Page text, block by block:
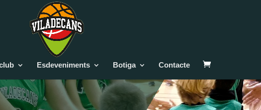
Esdeveniments Botiga Contacte